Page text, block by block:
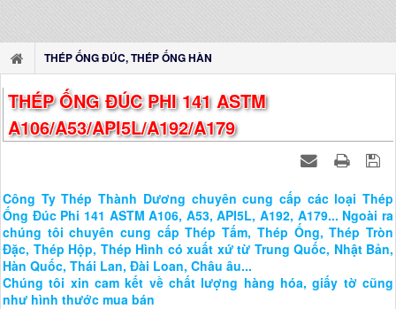
THÉP ỐNG ĐÚC, THÉP ỐNG HÀN
THÉP ỐNG ĐÚC PHI 141 ASTM
A106/A53/API5L/A192/A179
Công Ty Thép Thành Dương chuyên cung cấp các loại Thép
Ống Đúc Phi 141 ASTM A106, A53, API5L, A192, A179... Ngoài ra
chúng tôi chuyên cung cấp Thép Tấm, Thép Ống, Thép Tròn
Đặc, Thép Hộp, Thép Hình có xuất xứ từ Trung Quốc, Nhật Bản,
Hàn Quốc, Thái Lan, Đài Loan, Châu âu...
Chúng tôi xin cam kết về chất lượng hàng hóa, giấy tờ cũng
như hình thước mua bán